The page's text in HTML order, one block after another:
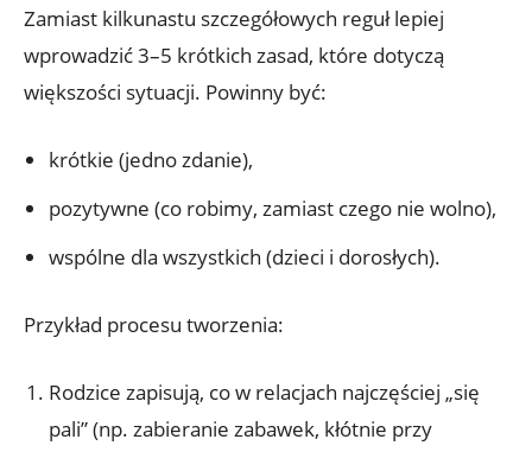
Zamiast kilkunastu szczegółowych reguł lepiej
wprowadzić 3–5 krótkich zasad, które dotyczą
większości sytuacji. Powinny być:
krótkie (jedno zdanie),
pozytywne (co robimy, zamiast czego nie wolno),
wspólne dla wszystkich (dzieci i dorosłych).
Przykład procesu tworzenia:
Rodzice zapisują, co w relacjach najczęściej „się
pali” (np. zabieranie zabawek, kłótnie przy